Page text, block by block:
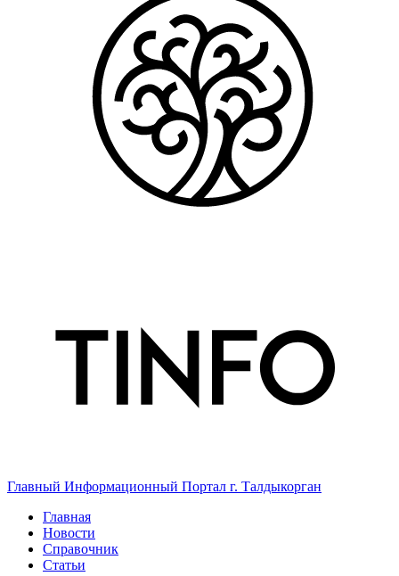
Главный Информационный Портал г. Талдыкорган
Главная
Новости
Справочник
Статьи